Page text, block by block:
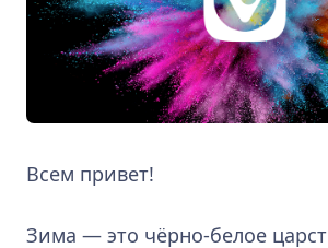
Всем привет!
Зима — это чёрно-белое